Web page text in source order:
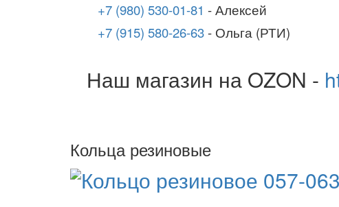
+7 (980) 530-01-81 - Алексей
+7 (915) 580-26-63- Ольга (РТИ)
Наш магазин на OZON -
Кольца резиновые